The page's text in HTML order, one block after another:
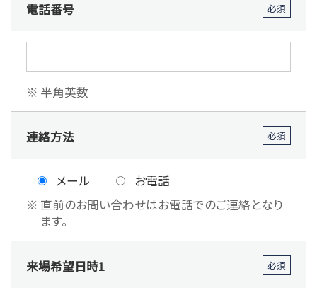
電話番号 必須
半角英数
連絡方法 必須
メール
お電話
直前のお問い合わせはお電話でのご連絡となり
ます。
来場希望日時1 必須